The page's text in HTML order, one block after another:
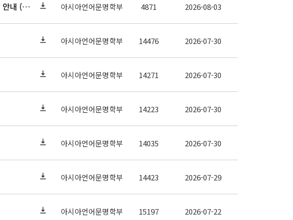
2026-2 대학혁신지원사업 인문학 역량강화 학업지원금 지원 선발 안내 (학/석/박사) 아시아언어문명학부 4871 2026-08-03
아시아언어문명학부 14476 2026-07-30
아시아언어문명학부 14271 2026-07-30
아시아언어문명학부 14223 2026-07-30
아시아언어문명학부 14035 2026-07-30
아시아언어문명학부 14423 2026-07-29
아시아언어문명학부 15197 2026-07-22